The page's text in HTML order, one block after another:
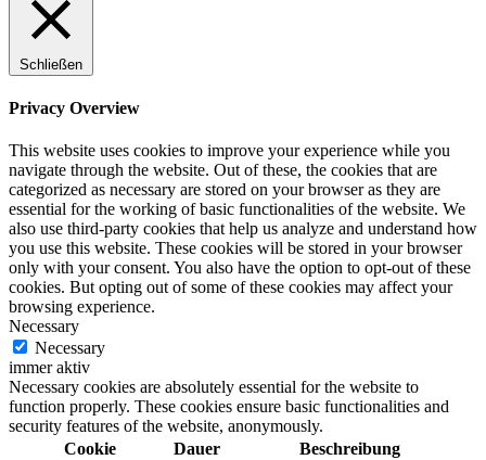
Schließen
Privacy Overview
This website uses cookies to improve your experience while you
navigate through the website. Out of these, the cookies that are
categorized as necessary are stored on your browser as they are
essential for the working of basic functionalities of the website. We
also use third-party cookies that help us analyze and understand how
you use this website. These cookies will be stored in your browser
only with your consent. You also have the option to opt-out of these
cookies. But opting out of some of these cookies may affect your
browsing experience.
Necessary
Necessary
immer aktiv
Necessary cookies are absolutely essential for the website to
function properly. These cookies ensure basic functionalities and
security features of the website, anonymously.
Cookie
Dauer Beschreibung